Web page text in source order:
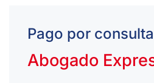
Pago por consulta
Abogado